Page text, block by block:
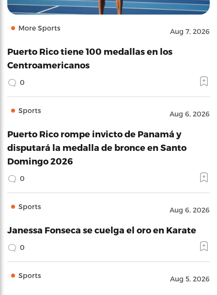
More Sports Aug 7, 2026
Puerto Rico tiene 100 medallas en los
Centroamericanos
0
Sports Aug 6, 2026
Puerto Rico rompe invicto de Panamá y
disputará la medalla de bronce en Santo
Domingo 2026
0
Sports Aug 6, 2026
Janessa Fonseca se cuelga el oro en Karate
0
Sports Aug 5, 2026